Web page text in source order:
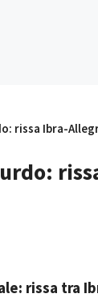
rissa Ibra-
rissa tra